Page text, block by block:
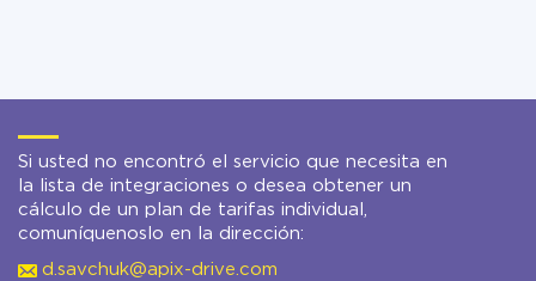
Si usted no encontró el servicio que necesita en
la lista de integraciones o desea obtener un
cálculo de un plan de tarifas individual,
comuníquenoslo en la dirección:
d.savchuk@apix-drive.com